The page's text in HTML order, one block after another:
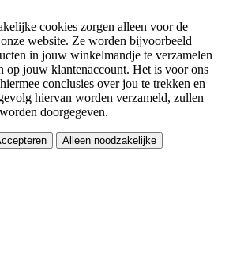
cookies zorgen alleen voor de
website. Ze worden bijvoorbeeld
in jouw winkelmandje te verzamelen
op jouw klantenaccount. Het is voor ons
conclusies over jou te trekken en
hiervan worden verzameld, zullen
doorgegeven.
Alleen noodzakelijke